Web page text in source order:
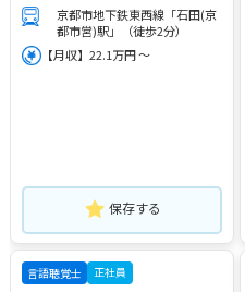
京都市地下鉄東西線「石田(京
都市営)駅」（徒歩2分）
【月収】22.1万円 ～
保存する
言語聴覚士 正社員